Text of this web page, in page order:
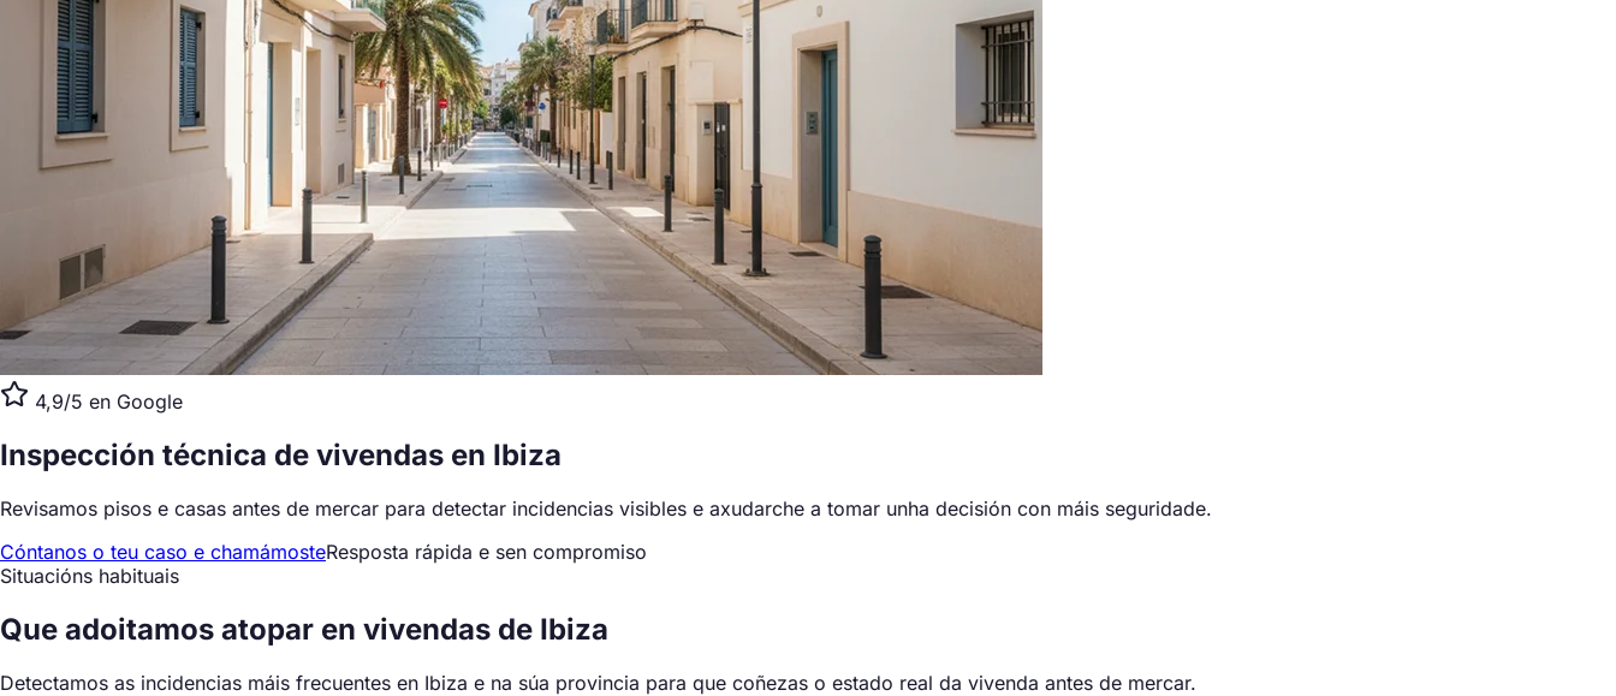
4,9/5 en Google
Inspección técnica de vivendas en Ibiza
Revisamos pisos e casas antes de mercar para detectar incidencias visibles e axudarche a tomar unha decisión con máis seguridade.
Cóntanos o teu caso e chamámosteResposta rápida e sen compromiso
Situacións habituais
Que adoitamos atopar en vivendas de Ibiza
Detectamos as incidencias máis frecuentes en Ibiza e na súa provincia para que coñezas o estado real da vivenda antes de mercar.